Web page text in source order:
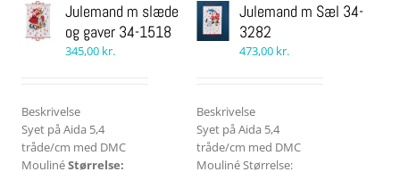
Julemand m slæde
og gaver 34-1518
345,00 kr.
Beskrivelse
Syet på Aida 5,4
tråde/cm med DMC
MoulinéStørrelse:
Julemand m Sæl 34-
3282
473,00 kr.
Beskrivelse
Syet på Aida 5,4
tråde/cm med DMC
Mouliné Størrelse: